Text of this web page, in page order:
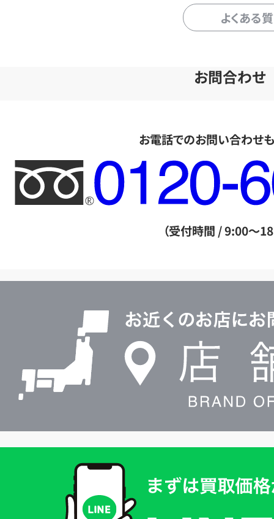
よくある
お問合わせ
お電話でのお問い合わせ
フ
リ
ー
ル
（受付時間 / 9:00～